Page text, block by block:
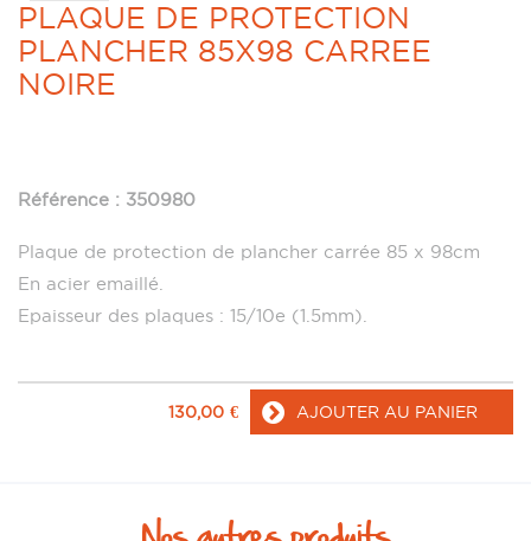
PLAQUE DE PROTECTION
PLANCHER 85X98 CARREE
NOIRE
Référence : 350980
Plaque de protection de plancher carrée 85 x 98cm
En acier emaillé.
Epaisseur des plaques : 15/10e (1.5mm).
130,00 € AJOUTER AU PANIER